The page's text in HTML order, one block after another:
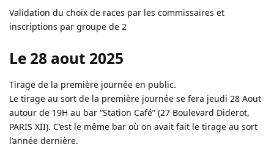
Validation du choix de races par les commissaires et
inscriptions par groupe de 2
Le 28 aout 2025
Tirage de la première journée en public.
Le tirage au sort de la première journée se fera jeudi 28 Aout
autour de 19H au bar “Station Café” (27 Boulevard Diderot,
PARIS XII). C’est le même bar où on avait fait le tirage au sort
l’année dernière.